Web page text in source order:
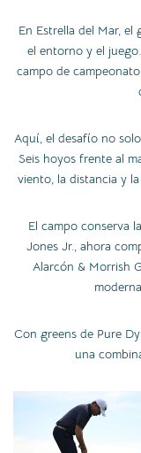
En Estrella del Mar,
el entorno y el
campo de
Aquí, el desafío no
Seis hoyos frente al
viento, la distancia y
El campo conserva
Jones Jr., ahora
Alarcón & Morrish
Con greens de Pure
una